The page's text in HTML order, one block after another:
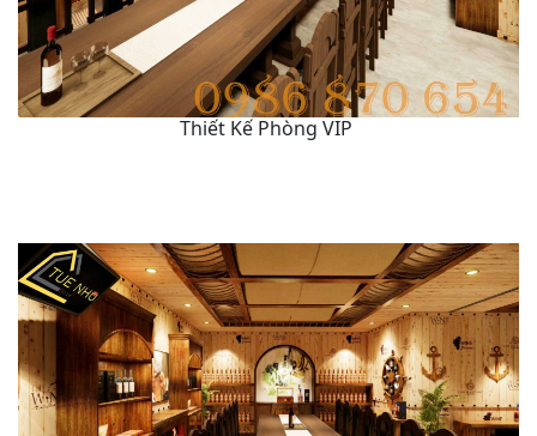
Thiết Kế Phòng VIP